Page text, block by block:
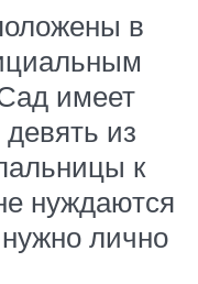
в
имеет
из
к
нуждаются
лично